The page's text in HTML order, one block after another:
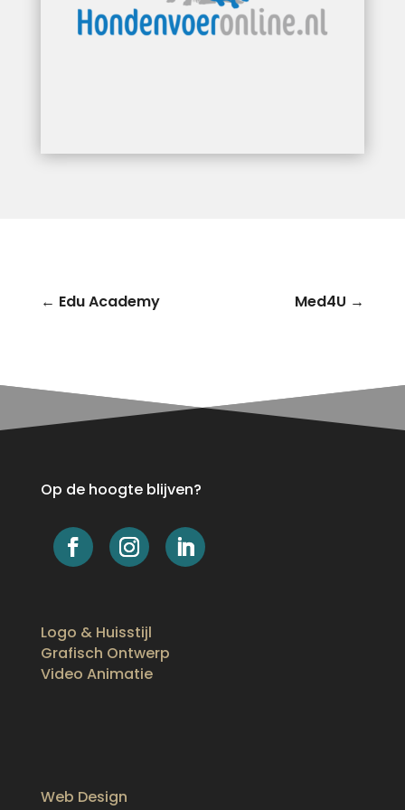
← Edu Academy Med4U →
Op de hoogte blijven?
Logo & Huisstijl
Grafisch Ontwerp
Video Animatie
Web Design